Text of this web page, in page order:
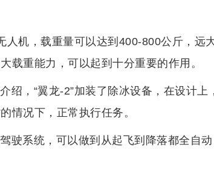
人机，载重量可以达到400-800公斤，远
载重能力，可以起到十分重要的作用。
绍，“翼龙-2”加装了除冰设备，在设计上
情况下，正常执行任务。
驶系统，可以做到从起飞到降落都全自